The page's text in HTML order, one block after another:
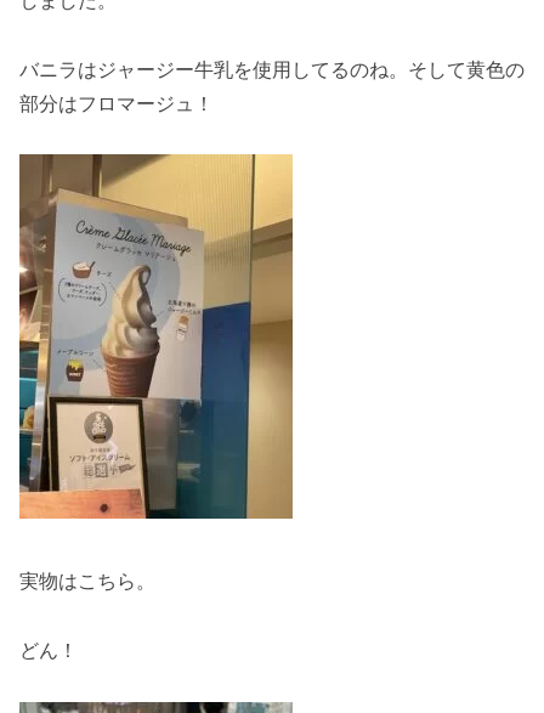
バニラはジャージー牛乳を使用してるのね。そして黄色の
部分はフロマージュ！
実物はこちら。
どん！